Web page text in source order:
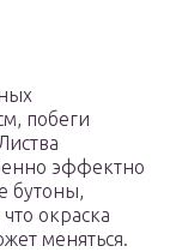
побеги
эффектно
бутоны,
окраска
меняться.